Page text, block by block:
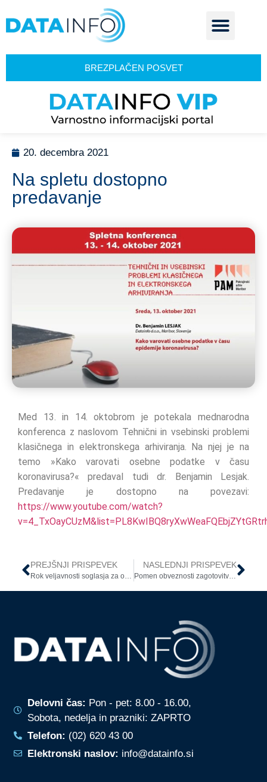
BREZPLAČEN POSVET
20. decembra 2021
Na spletu dostopno
predavanje
Med 13. in 14. oktobrom je potekala mednarodna
konferenca z naslovom Tehnični in vsebinski problemi
klasičnega in elektronskega arhiviranja. Na njej je na
temo »Kako varovati osebne podatke v času
koronavirusa?« predaval tudi dr. Benjamin Lesjak.
Predavanje je dostopno na povezavi:
https://www.youtube.com/watch?
PREJŠNJI PRISPEVEK
Rok veljavnosti soglasja za obdelavo osebnih podatkov v šolstvu
NASLEDNJI PRISPEVEK
Pomen obveznosti zagotovitve informacij po 13. členu Splošne uredbe
Delovni čas: Pon - pet: 8.00 - 16.00,
Sobota, nedelja in prazniki: ZAPRTO
Telefon: (02) 620 43 00
Elektronski naslov: info@datainfo.si